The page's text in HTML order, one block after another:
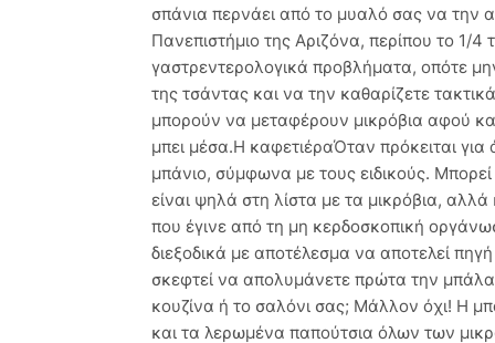
σπάνια περνάει από το μυαλό σας να την
Πανεπιστήμιο της Αριζόνα, περίπου το
γαστρεντερολογικά προβλήματα, οπότε
της τσάντας και να την καθαρίζετε
μπορούν να μεταφέρουν μικρόβια αφού
μπει μέσα.Η καφετιέραΌταν πρόκειται για
μπάνιο, σύμφωνα με τους ειδικούς.
είναι ψηλά στη λίστα με τα μικρόβια,
που έγινε από τη μη κερδοσκοπική
διεξοδικά με αποτέλεσμα να αποτελεί
σκεφτεί να απολυμάνετε πρώτα την
κουζίνα ή το σαλόνι σας; Μάλλον όχι! Η
και τα λερωμένα παπούτσια όλων των